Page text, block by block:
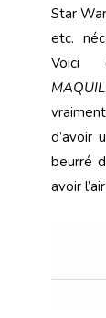
Star
etc.
Voici
d’avoir
beurré
avoir